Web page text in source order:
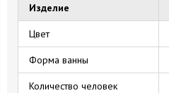
Изделие
Цвет
Форма ванны
Количество человек